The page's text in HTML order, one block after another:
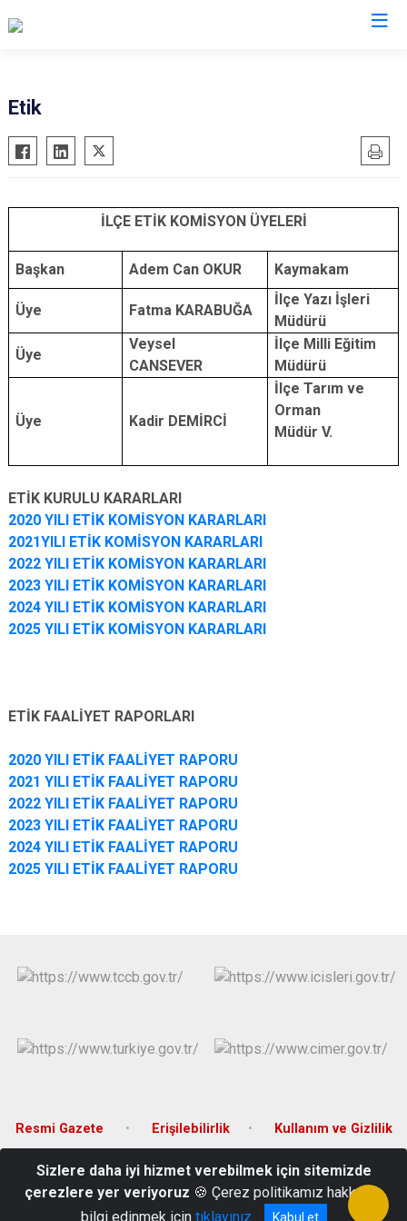
Acıpayam
Pamukkale
Bekilli
Beyağaç
Bozkurt
Honaz
Kale
Sarayköy
Serinhisar
Merkezefendi
Etik
İLÇE ETİK KOMİSYON ÜYELERİ
Başkan Adem Can OKUR Kaymakam
Üye Fatma KARABUĞA
İlçe Yazı İşleri
Müdürü
Üye
Veysel
CANSEVER
İlçe Milli Eğitim
Müdürü
Üye Kadir DEMİRCİ
İlçe Tarım ve
Orman
Müdür V.
ETİK KURULU KARARLARI
2020 YILI ETİK KOMİSYON KARARLARI
2021YILI ETİK KOMİSYON KARARLARI
2022 YILI ETİK KOMİSYON KARARLARI
2023 YILI ETİK KOMİSYON KARARLARI
2024 YILI ETİK KOMİSYON KARARLARI
2025 YILI ETİK KOMİSYON KARARLARI
ETİK FAALİYET RAPORLARI
2020 YILI ETİK FAALİYET RAPORU
2021 YILI ETİK FAALİYET RAPORU
2022 YILI ETİK FAALİYET RAPORU
2023 YILI ETİK FAALİYET RAPORU
2024 YILI ETİK FAALİYET RAPORU
2025 YILI ETİK FAALİYET RAPORU
Resmi Gazete Erişilebilirlik Kullanım ve Gizlilik
Yeni Mahalle Atatürk Bulvarı No:70/A Güney/DENİZLİ
0258 451 2002
Sizlere daha iyi hizmet verebilmek için sitemizde
çerezlere yer veriyoruz 🍪 Çerez politikamız hakkında
bilgi edinmek için tıklayınız Kabul et